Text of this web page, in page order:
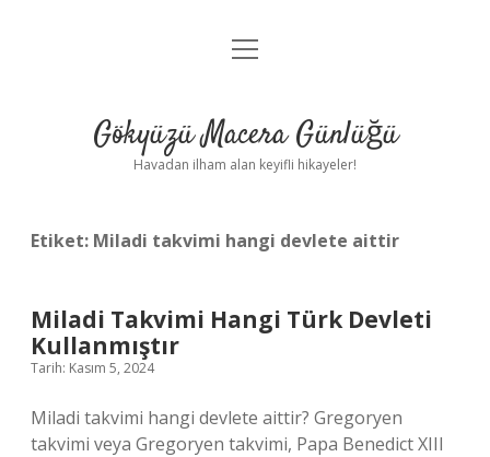
Anasayfa
Yasal Uyarı
menüyü
Gökyüzü Macera Günlüğü
Havadan ilham alan keyifli hikayeler!
Etiket: Miladi takvimi hangi devlete aittir
Miladi Takvimi Hangi Türk Devleti
Kullanmıştır
Tarih: Kasım 5, 2024
Miladi takvimi hangi devlete aittir? Gregoryen
takvimi veya Gregoryen takvimi, Papa Benedict XIII